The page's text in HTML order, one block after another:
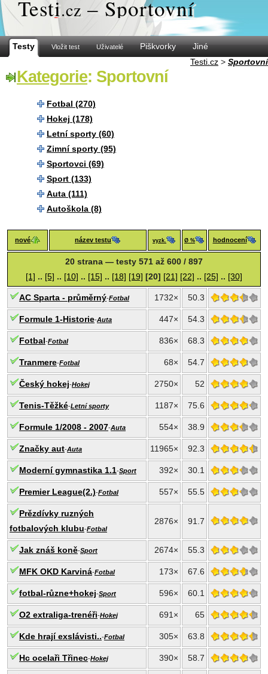
Testi.cz – Sportovní
Testy Vložit test Uživatelé Piškvorky
Jiné
Testi.cz > Sportovní
Kategorie: Sportovní
Fotbal (270)
Hokej (178)
Letní sporty (60)
Zimní sporty (95)
Sportovci (69)
Sport (133)
Auta (111)
Autoškola (8)
nové název testu vyzk. Ø % hodnocení
20 strana — testy 571 až 600 / 897
[1] .. [5] .. [10] .. [15] .. [18] [19] [20] [21] [22] .. [25] .. [30]
AC Sparta - průměrný-Fotbal 1732× 50.3
Formule 1-Historie-Auta 447× 54.3
Fotbal-Fotbal 836× 68.3
Tranmere-Fotbal 68× 54.7
Český hokej-Hokej 2750× 52
Tenis-Těžké-Letní sporty 1187× 75.6
Formule 1/2008 - 2007-Auta 554× 38.9
Značky aut-Auta 11965× 92.3
Moderní gymnastika 1.1-Sport 392× 30.1
Premier League(2.)-Fotbal 557× 55.5
Prězdívky ruzných
fotbalových klubu-Fotbal
2876× 91.7
Jak znáš koně-Sport 2674× 55.3
MFK OKD Karviná-Fotbal 173× 67.6
fotbal-různe+hokej-Sport 596× 60.1
O2 extraliga-trenéři-Hokej 691× 65
Kde hrají exslávisti..-Fotbal 305× 63.8
Hc ocelaři Třinec-Hokej 390× 58.7